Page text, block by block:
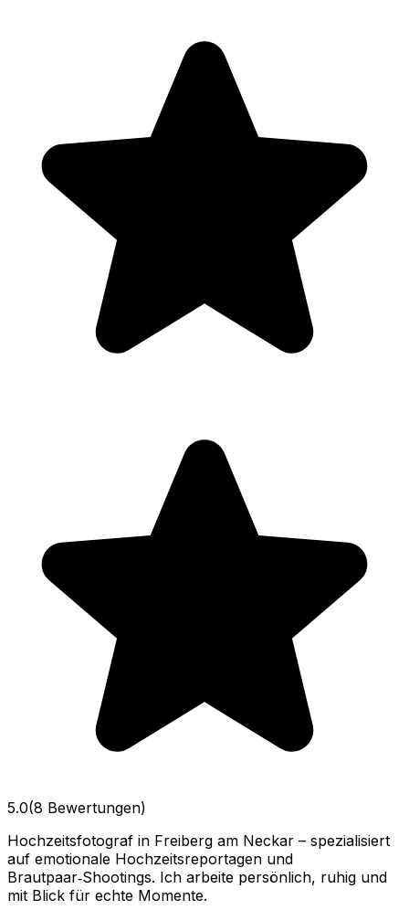
5.0(8 Bewertungen)
Hochzeitsfotograf in Freiberg am Neckar – spezialisiert
auf emotionale Hochzeitsreportagen und
Brautpaar‑Shootings. Ich arbeite persönlich, ruhig und
mit Blick für echte Momente.